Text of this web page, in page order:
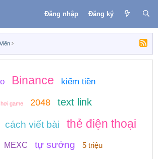
Đăng nhập Đăng ký
Binance kiếm tiền
game 2048 text link
cách viết bài thẻ điện thoại
MEXC tự sướng 5 triệu